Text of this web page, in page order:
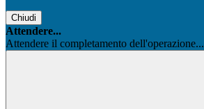
Chiudi
Attendere...
Attendere il completamento dell'operazione...